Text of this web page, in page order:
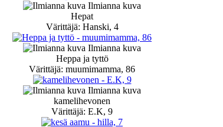
Ilmianna kuva
Hepat
Värittäjä: Hanski, 4
Ilmianna kuva
Heppa ja tyttö
Värittäjä: muumimamma, 86
Ilmianna kuva
kamelihevonen
Värittäjä: E.K, 9